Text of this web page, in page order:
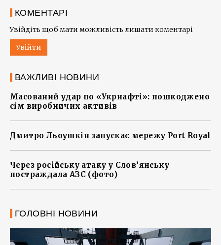
КОМЕНТАРІ
Увійдіть щоб мати можливість лишати коментарі
Увійти
ВАЖЛИВІ НОВИНИ
Масований удар по «Укрнафті»: пошкоджено
сім виробничих активів
Дмитро Льоушкін запускає мережу Port Royal
Через російську атаку у Слов’янську
постраждала АЗС (фото)
ГОЛОВНІ НОВИНИ